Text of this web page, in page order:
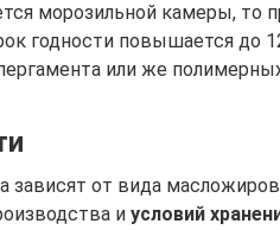
морозильной камеры, то
годности повышается до
или же
зависят от вида
и условий